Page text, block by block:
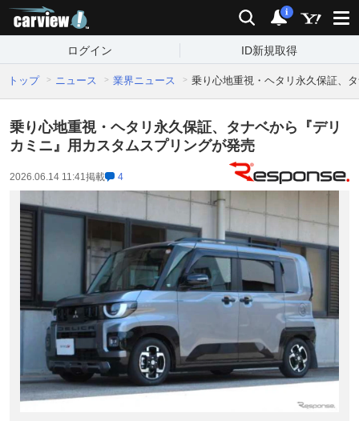
検索 通知
i
ログイン ID新規取得
トップ ニュース 業界ニュース 乗り心地重視・ヘタリ永久保証、
乗り心地重視・ヘタリ永久保証、タナベから『デリ
カミニ』用カスタムスプリングが発売
2026.06.14 11:41 掲載 4